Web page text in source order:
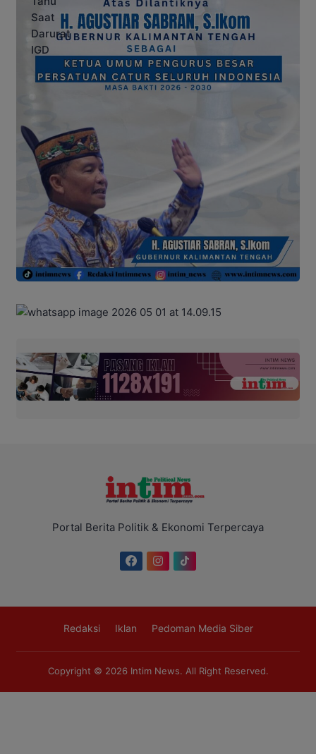
Portal Berita Politik & Ekonomi Terpercaya
Redaksi Iklan Pedoman Media Siber
Copyright © 2026 Intim News. All Right Reserved.